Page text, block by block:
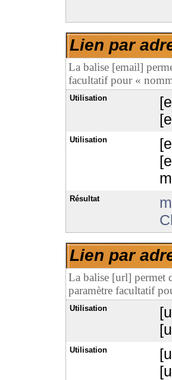
Lien par
La balise [email]
facultatif pour «
Utilisation
Utilisation
Résultat
Lien par
La balise [url] permet
paramètre facultatif
Utilisation
Utilisation